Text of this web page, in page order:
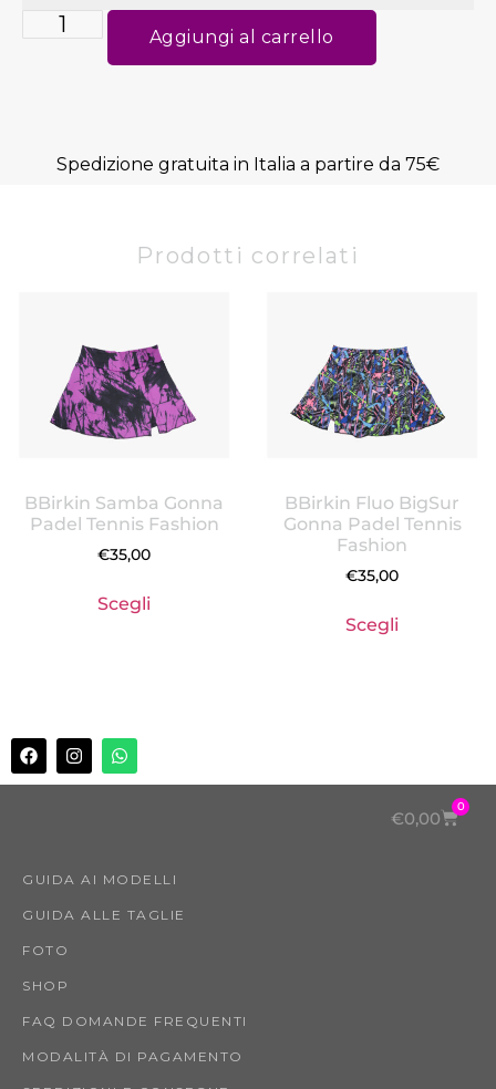
Aggiungi al carrello
Spedizione gratuita in Italia a partire da 75€
Prodotti correlati
BBirkin Samba Gonna
Padel Tennis Fashion
€35,00
Scegli
BBirkin Fluo BigSur
Gonna Padel Tennis
Fashion
€35,00
Scegli
€0,00
0
GUIDA AI MODELLI
GUIDA ALLE TAGLIE
FOTO
SHOP
FAQ DOMANDE FREQUENTI
MODALITÀ DI PAGAMENTO